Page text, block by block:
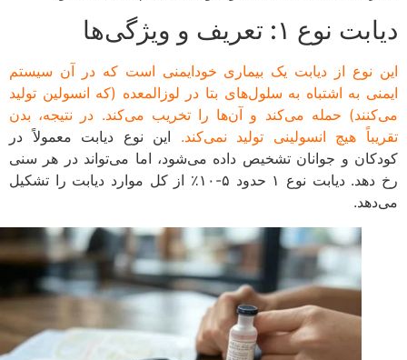
۱: تعریف و ویژگی‌ها
نوع از دیابت یک بیماری خودایمنی است که در آن سیستم
به اشتباه به سلول‌های بتا در لوزالمعده (که انسولین تولید
حمله می‌کند و آن‌ها را تخریب می‌کند. در نتیجه، بدن
هیچ انسولینی تولید نمی‌کند. این نوع دیابت معمولاً در
و جوانان تشخیص داده می‌شود، اما می‌تواند در هر سنی
رخ دهد. دیابت نوع ۱ حدود ۵-۱۰٪ از کل موارد دیابت را تشکیل